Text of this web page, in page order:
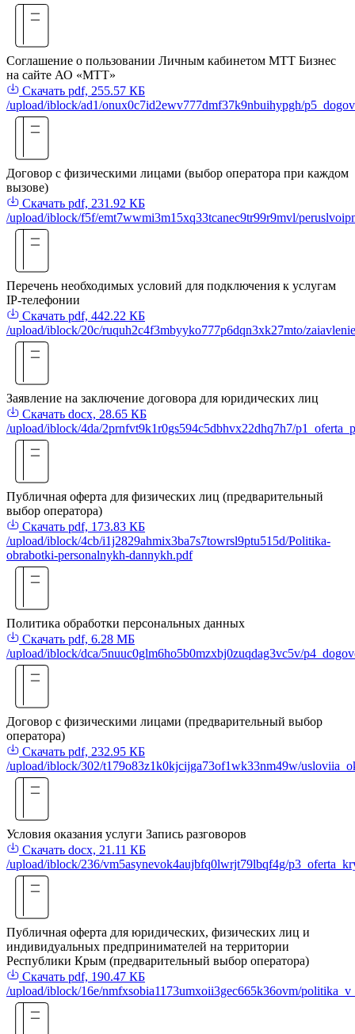
Соглашение о пользовании Личным кабинетом МТТ Бизнес
на сайте АО «МТТ»
Скачать pdf, 255.57 КБ
/upload/iblock/ad1/onux0c7id2ewv777dmf37k9nbuihypgh/
Договор с физическими лицами (выбор оператора при каждом
вызове)
Скачать pdf, 231.92 КБ
/upload/iblock/f5f/emt7wwmi3m15xq33tcanec9tr99r9mvl/
Перечень необходимых условий для подключения к услугам
IP-телефонии
Скачать pdf, 442.22 КБ
/upload/iblock/20c/ruquh2c4f3mbyyko777p6dqn3xk27mto/
Заявление на заключение договора для юридических лиц
Скачать docx, 28.65 КБ
/upload/iblock/4da/2prnfvt9k1r0gs594c5dbhvx22dhq7h7/
Публичная оферта для физических лиц (предварительный
выбор оператора)
Скачать pdf, 173.83 КБ
/upload/iblock/4cb/i1j2829ahmix3ba7s7towrsl9ptu515d/Politika-
obrabotki-personalnykh-dannykh.pdf
Политика обработки персональных данных
Скачать pdf, 6.28 МБ
/upload/iblock/dca/5nuuc0glm6ho5b0mzxbj0zuqdag3vc5v/
Договор с физическими лицами (предварительный выбор
оператора)
Скачать pdf, 232.95 КБ
/upload/iblock/302/t179o83z1k0kjcijga73of1wk33nm49w/
Условия оказания услуги Запись разговоров
Скачать docx, 21.11 КБ
/upload/iblock/236/vm5asynevok4aujbfq0lwrjt79lbqf4g/
Публичная оферта для юридических, физических лиц и
индивидуальных предпринимателей на территории
Республики Крым (предварительный выбор оператора)
Скачать pdf, 190.47 КБ
/upload/iblock/16e/nmfxsobia1173umxoii3gec665k36ovm/